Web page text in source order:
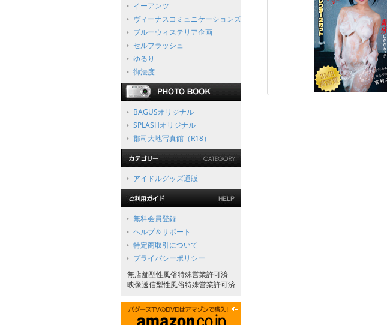
イーアンツ
ヴィーナスコミュニケーションズ
ブルーウィステリア企画
セルフラッシュ
ゆるり
御法度
BAGUSオリジナル
SPLASHオリジナル
郡司大地写真館（R18）
アイドルグッズ通販
無料会員登録
ヘルプ＆サポート
特定商取引について
プライバシーポリシー
無店舗型性風俗特殊営業許可済
映像送信型性風俗特殊営業許可済